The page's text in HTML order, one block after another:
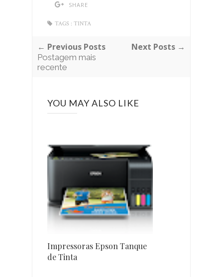
SHARE
TAGS : TINTA
← Previous Posts
Postagem mais
recente
Next Posts →
YOU MAY ALSO LIKE
Impressoras Epson Tanque
de Tinta